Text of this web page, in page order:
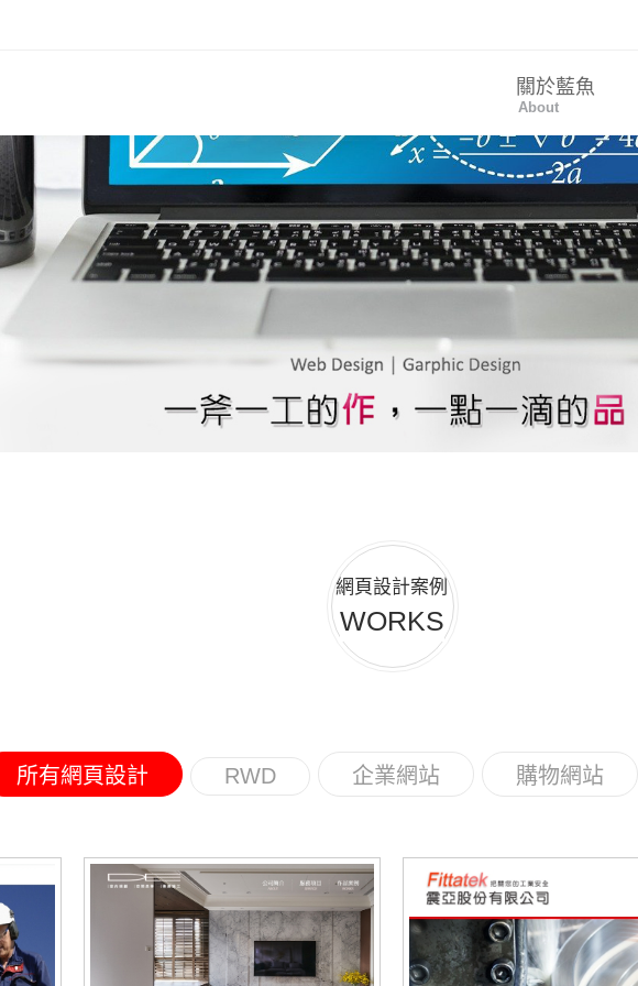
關於藍魚
About
網頁設計案例
WORKS
所有網頁設計 RWD 企業網站 購物網站